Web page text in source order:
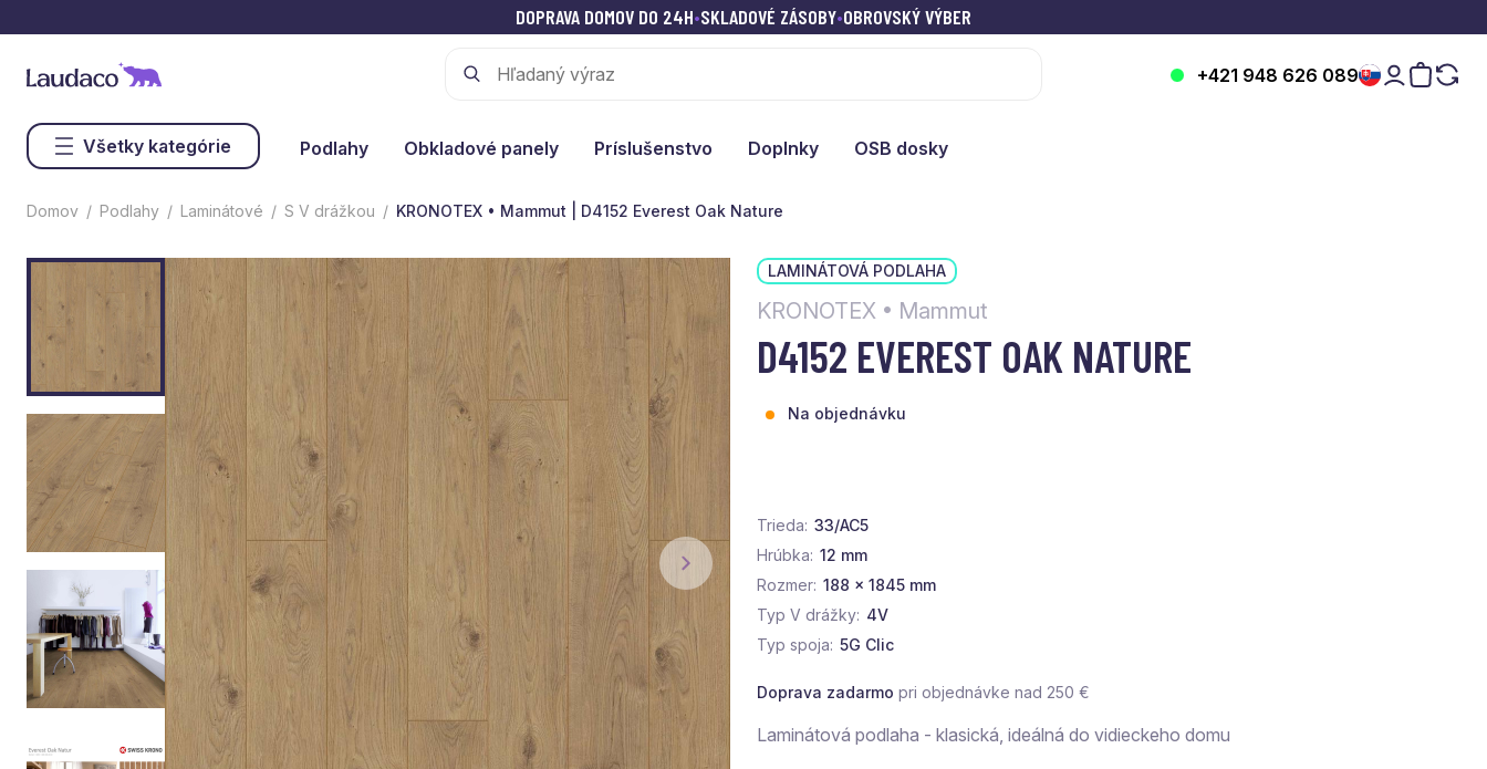
DOPRAVA DOMOV DO 24H•SKLADOVÉ ZÁSOBY•OBROVSKÝ VÝBER
+421 948 626 089
Všetky kategórie Podlahy Obkladové panely Príslušenstvo Doplnky OSB dosky
Domov Podlahy Laminátové S V drážkou KRONOTEX • Mammut | D4152 Everest Oak Nature
LAMINÁTOVÁ PODLAHA
KRONOTEX • Mammut
D4152 EVEREST OAK NATURE
Na objednávku
Trieda 33/AC5
Hrúbka 12 mm
Rozmer 188 x 1845 mm
Typ V drážky 4V
Typ spoja 5G Clic
Doprava zadarmo pri objednávke nad 250 €
Laminátová podlaha - klasická, ideálná do vidieckeho domu